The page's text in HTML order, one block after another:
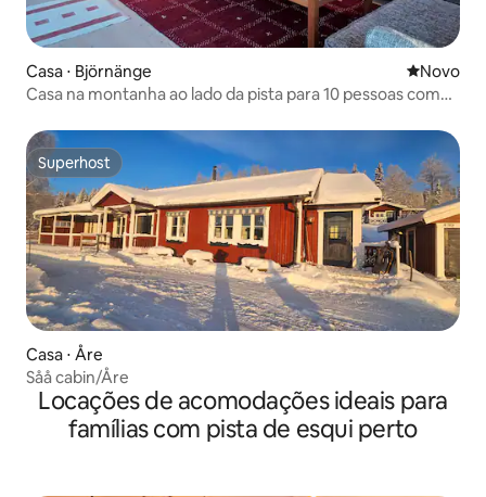
Casa ⋅ Björnänge Novo
Novo
Casa na montanha ao lado da pista para 10 pessoas com
Superhost
Superhost
Casa ⋅ Åre
Såå cabin/Åre
Locações de acomodações ideais para
famílias com pista de esqui perto